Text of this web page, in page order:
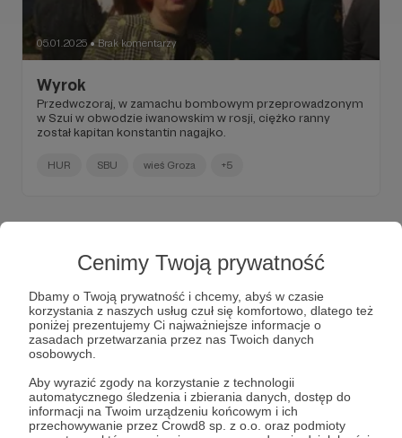
Cenimy Twoją prywatność
Dbamy o Twoją prywatność i chcemy, abyś w czasie
korzystania z naszych usług czuł się komfortowo, dlatego też
poniżej prezentujemy Ci najważniejsze informacje o
zasadach przetwarzania przez nas Twoich danych
osobowych.
Aby wyrazić zgody na korzystanie z technologii
automatycznego śledzenia i zbierania danych, dostęp do
informacji na Twoim urządzeniu końcowym i ich
przechowywanie przez Crowd8 sp. z o.o. oraz podmioty
05.01.2025 ● Brak komentarzy
Wyrok
Przedwczoraj, w zamachu bombowym przeprowadzonym
w Szui w obwodzie iwanowskim w rosji, ciężko ranny
został kapitan konstantin nagajko.
HUR SBU wieś Groza +5
08.12.2024 Brak komentarzy